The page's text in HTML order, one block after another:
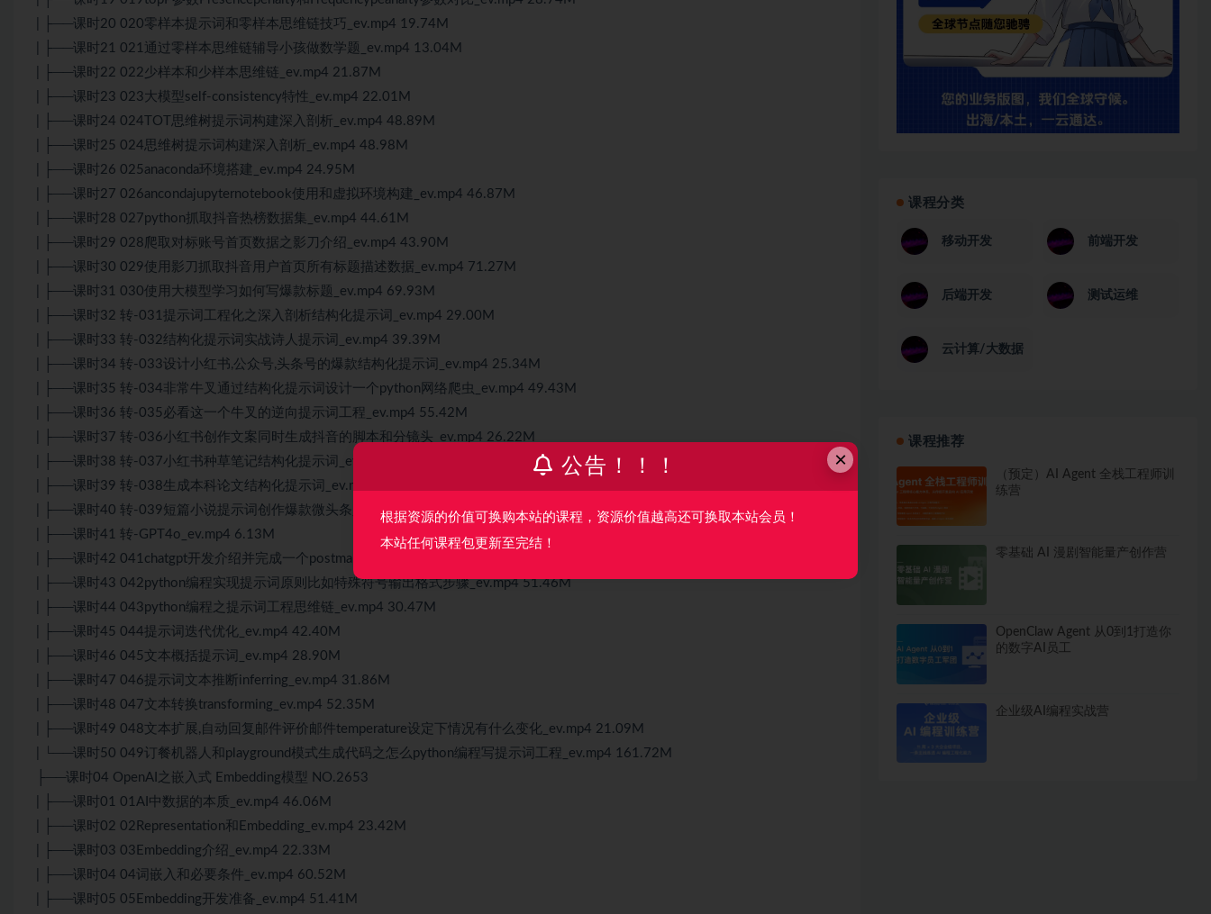
| ├──课时20 020零样本提示词和零样本思维链技巧_ev.mp4 19.74M
| ├──课时21 021通过零样本思维链辅导小孩做数学题_ev.mp4 13.04M
| ├──课时22 022少样本和少样本思维链_ev.mp4 21.87M
| ├──课时23 023大模型self-consistency特性_ev.mp4 22.01M
| ├──课时24 024TOT思维树提示词构建深入剖析_ev.mp4 48.89M
| ├──课时25 024思维树提示词构建深入剖析_ev.mp4 48.98M
| ├──课时26 025anaconda环境搭建_ev.mp4 24.95M
| ├──课时27 026ancondajupyternotebook使用和虚拟环境构建_ev.mp4 46.87M
| ├──课时28 027python抓取抖音热榜数据集_ev.mp4 44.61M
| ├──课时29 028爬取对标账号首页数据之影刀介绍_ev.mp4 43.90M
| ├──课时30 029使用影刀抓取抖音用户首页所有标题描述数据_ev.mp4 71.27M
| ├──课时31 030使用大模型学习如何写爆款标题_ev.mp4 69.93M
| ├──课时32 转-031提示词工程化之深入剖析结构化提示词_ev.mp4 29.00M
| ├──课时33 转-032结构化提示词实战诗人提示词_ev.mp4 39.39M
| ├──课时34 转-033设计小红书,公众号,头条号的爆款结构化提示词_ev.mp4 25.34M
| ├──课时35 转-034非常牛叉通过结构化提示词设计一个python网络爬虫_ev.mp4 49.43M
| ├──课时36 转-035必看这一个牛叉的逆向提示词工程_ev.mp4 55.42M
| ├──课时37 转-036小红书创作文案同时生成抖音的脚本和分镜头_ev.mp4 26.22M
| ├──课时38 转-037小红书种草笔记结构化提示词_ev.mp4 39.93M
| ├──课时39 转-038生成本科论文结构化提示词_ev.mp4 17.03M
| ├──课时40 转-039短篇小说提示词创作爆款微头条_ev.mp4 45.36M
| ├──课时41 转-GPT4o_ev.mp4 6.13M
| ├──课时42 041chatgpt开发介绍并完成一个postman请求gptapi2_ev.mp4 63.80M
| ├──课时43 042python编程实现提示词原则比如特殊符号输出格式步骤_ev.mp4 51.46M
| ├──课时44 043python编程之提示词工程思维链_ev.mp4 30.47M
| ├──课时45 044提示词迭代优化_ev.mp4 42.40M
| ├──课时46 045文本概括提示词_ev.mp4 28.90M
| ├──课时47 046提示词文本推断inferring_ev.mp4 31.86M
| ├──课时48 047文本转换transforming_ev.mp4 52.35M
| ├──课时49 048文本扩展,自动回复邮件评价邮件temperature设定下情况有什么变化_ev.mp4 21.09M
| └──课时50 049订餐机器人和playground模式生成代码之怎么python编程写提示词工程_ev.mp4 161.72M
├──课时04 OpenAI之嵌入式 Embedding模型 NO.2653
| ├──课时01 01AI中数据的本质_ev.mp4 46.06M
| ├──课时02 02Representation和Embedding_ev.mp4 23.42M
| ├──课时03 03Embedding介绍_ev.mp4 22.33M
| ├──课时04 04词嵌入和必要条件_ev.mp4 60.52M
| ├──课时05 05Embedding开发准备_ev.mp4 51.41M
课程分类
移动开发 前端开发
后端开发 测试运维
云计算/大数据
课程推荐
（预定）AI Agent 全栈工程师训
练营
零基础 AI 漫剧智能量产创作营
OpenClaw Agent 从0到1打造你
的数字AI员工
企业级AI编程实战营
×
公告！！！
根据资源的价值可换购本站的课程，资源价值越高还可换取本站会员！
本站任何课程包更新至完结！